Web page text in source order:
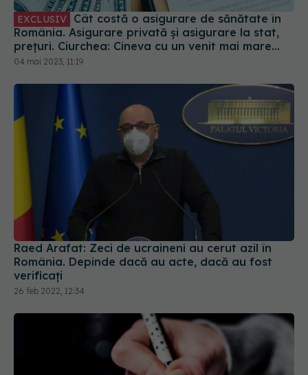
România. Asigurare privată și asigurare la stat,
prețuri. Ciurchea: Cineva cu un venit mai mare
plătește mai mult
04 mai 2023, 11:19
Raed Arafat: Zeci de ucraineni au cerut azil în
România. Depinde dacă au acte, dacă au fost
verificați
26 feb 2022, 12:34